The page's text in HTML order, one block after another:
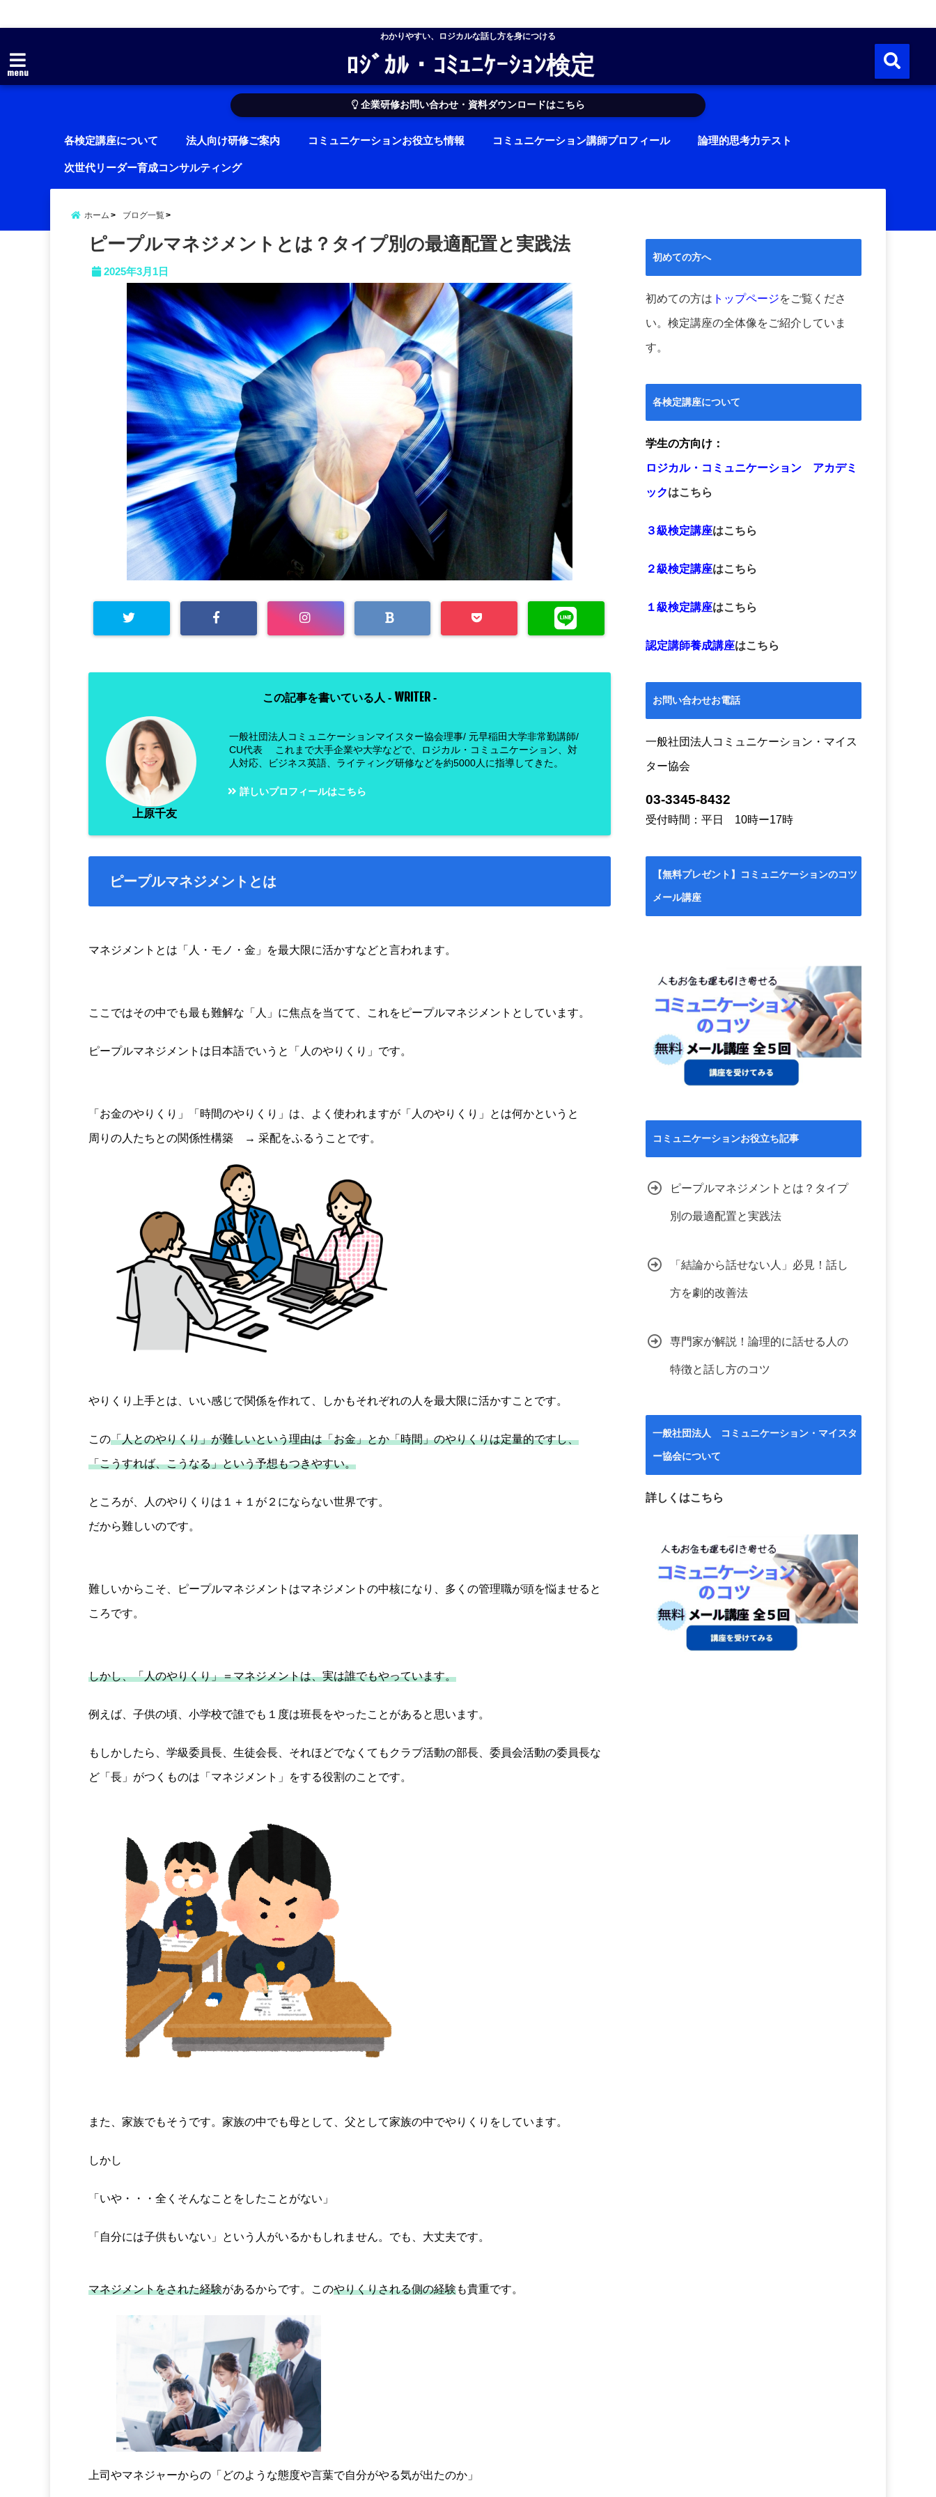
わかりやすい、ロジカルな話し方を身につける
menu ﾛｼﾞｶﾙ・ｺﾐｭﾆｹｰｼｮﾝ検定
企業研修お問い合わせ・資料ダウンロードはこちら
各検定講座について 法人向け研修ご案内 コミュニケーションお役立ち情報 コミュニケーション講師プロフィール 論理的思考力テスト
次世代リーダー育成コンサルティング
ホーム ブログ一覧
ピープルマネジメントとは？タイプ別の最適配置と実践法
2025年3月1日
この記事を書いている人 - WRITER -
上原千友
一般社団法人コミュニケーションマイスター協会理事/ 元早稲田大学非常勤講師/
CU代表 これまで大手企業や大学などで、ロジカル・コミュニケーション、対
人対応、ビジネス英語、ライティング研修などを約5000人に指導してきた。
詳しいプロフィールはこちら
ピープルマネジメントとは
マネジメントとは「人・モノ・金」を最大限に活かすなどと言われます。
ここではその中でも最も難解な「人」に焦点を当てて、これをピープルマネジメントとしています。
ピープルマネジメントは日本語でいうと「人のやりくり」です。
「お金のやりくり」「時間のやりくり」は、よく使われますが「人のやりくり」とは何かというと
周りの人たちとの関係性構築 → 采配をふるうことです。
やりくり上手とは、いい感じで関係を作れて、しかもそれぞれの人を最大限に活かすことです。
この「人とのやりくり」が難しいという理由は「お金」とか「時間」のやりくりは定量的ですし、
「こうすれば、こうなる」という予想もつきやすい。
ところが、人のやりくりは１＋１が２にならない世界です。
だから難しいのです。
難しいからこそ、ピープルマネジメントはマネジメントの中核になり、多くの管理職が頭を悩ませると
ころです。
しかし、「人のやりくり」＝マネジメントは、実は誰でもやっています。
例えば、子供の頃、小学校で誰でも１度は班長をやったことがあると思います。
もしかしたら、学級委員長、生徒会長、それほどでなくてもクラブ活動の部長、委員会活動の委員長な
ど「長」がつくものは「マネジメント」をする役割のことです。
また、家族でもそうです。家族の中でも母として、父として家族の中でやりくりをしています。
しかし
「いや・・・全くそんなことをしたことがない」
「自分には子供もいない」という人がいるかもしれません。でも、大丈夫です。
マネジメントをされた経験があるからです。このやりくりされる側の経験も貴重です。
上司やマネジャーからの「どのような態度や言葉で自分がやる気が出たのか」
初めての方へ
初めての方は トップページをご覧くださ
い。検定講座の全体像をご紹介していま
す。
各検定講座について
学生の方向け：
ロジカル・コミュニケーション アカデミ
ックはこちら
３級検定講座はこちら
２級検定講座はこちら
１級検定講座はこちら
認定講師養成講座はこちら
お問い合わせお電話
一般社団法人コミュニケーション・マイス
ター協会
03-3345-8432
受付時間：平日 10時ー17時
【無料プレゼント】コミュニケーションのコツ
メール講座
コミュニケーションお役立ち記事
ピープルマネジメントとは？タイプ
別の最適配置と実践法
「結論から話せない人」必見！話し
方を劇的改善法
専門家が解説！論理的に話せる人の
特徴と話し方のコツ
一般社団法人 コミュニケーション・マイスタ
ー協会について
詳しくはこちら